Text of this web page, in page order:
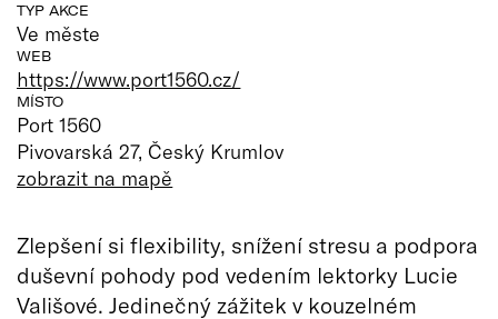
TYP AKCE
Ve měste
WEB
https://www.port1560.cz/
MÍSTO
Port 1560
Pivovarská 27, Český Krumlov
zobrazit na mapě
Zlepšení si flexibility, snížení stresu a podpora
duševní pohody pod vedením lektorky Lucie
Vališové. Jedinečný zážitek v kouzelném